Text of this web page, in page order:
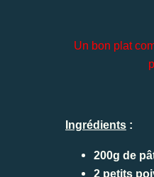
Un bon plat
Ingrédients :
200g de
2 petits